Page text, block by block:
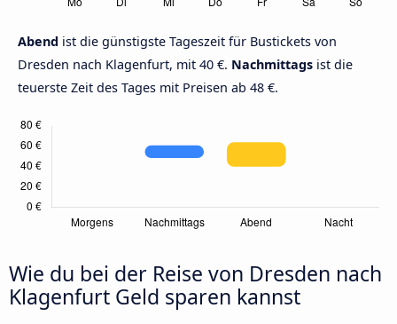
Abend ist die günstigste Tageszeit für Bustickets von
Dresden nach Klagenfurt, mit 40 €. Nachmittags ist die
teuerste Zeit des Tages mit Preisen ab 48 €.
Wie du bei der Reise von Dresden nach
Klagenfurt Geld sparen kannst